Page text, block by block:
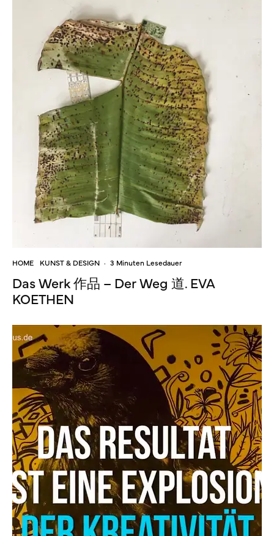
HOME KUNST & DESIGN · 3 Minuten Lesedauer
Das Werk 作品 – Der Weg 道. EVA
KOETHEN